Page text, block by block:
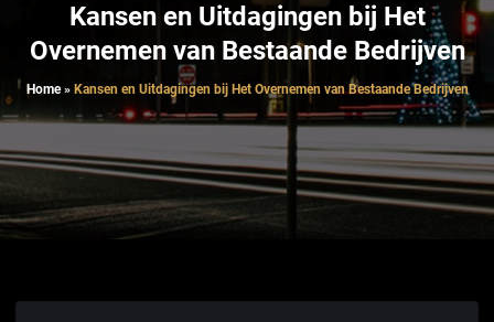
Kansen en Uitdagingen bij Het
Overnemen van Bestaande Bedrijven
Home» Kansen en Uitdagingen bij Het Overnemen van Bestaande Bedrijven